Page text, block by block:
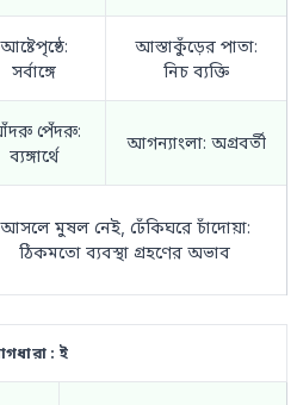
আষ্টেপৃষ্ঠে:
সর্বাঙ্গে
আস্তাকুঁড়ের পাতা:
নিচ ব্যক্তি
পেঁদরু:
ব্যঙ্গার্থে
আগন্যাংলা: অগ্রবর্তী
আসলে মুষল নেই, ঢেঁকিঘরে চাঁদোয়া:
ঠিকমতো ব্যবস্থা গ্রহণের অভাব
: ই